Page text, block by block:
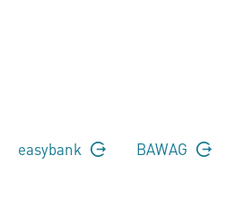
easybank BAWAG